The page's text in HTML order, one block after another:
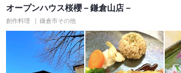
オープンハウス桜櫻－鎌倉山店－
創作料理 鎌倉市その他